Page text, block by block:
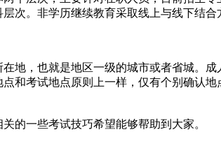
次。非学历继续教育采取线上与线下结
，也就是地区一级的城市或者省城。成
和考试地点原则上一样，仅有个别确认
一些考试技巧希望能够帮助到大家。